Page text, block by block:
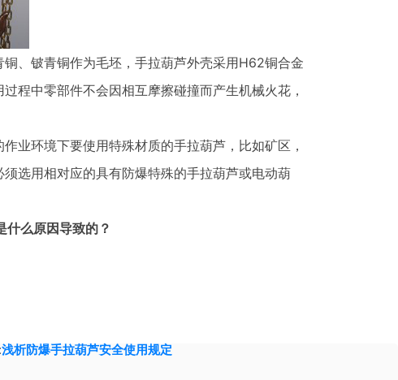
、铍青铜作为毛坯，手拉葫芦外壳采用H62铜合金
程中零部件不会因相互摩擦碰撞而产生机械火花，
环境下要使用特殊材质的手拉葫芦，比如矿区，
选用相对应的具有防爆特殊的手拉葫芦或电动葫
什么原因导致的？
浅析防爆手拉葫芦安全使用规定